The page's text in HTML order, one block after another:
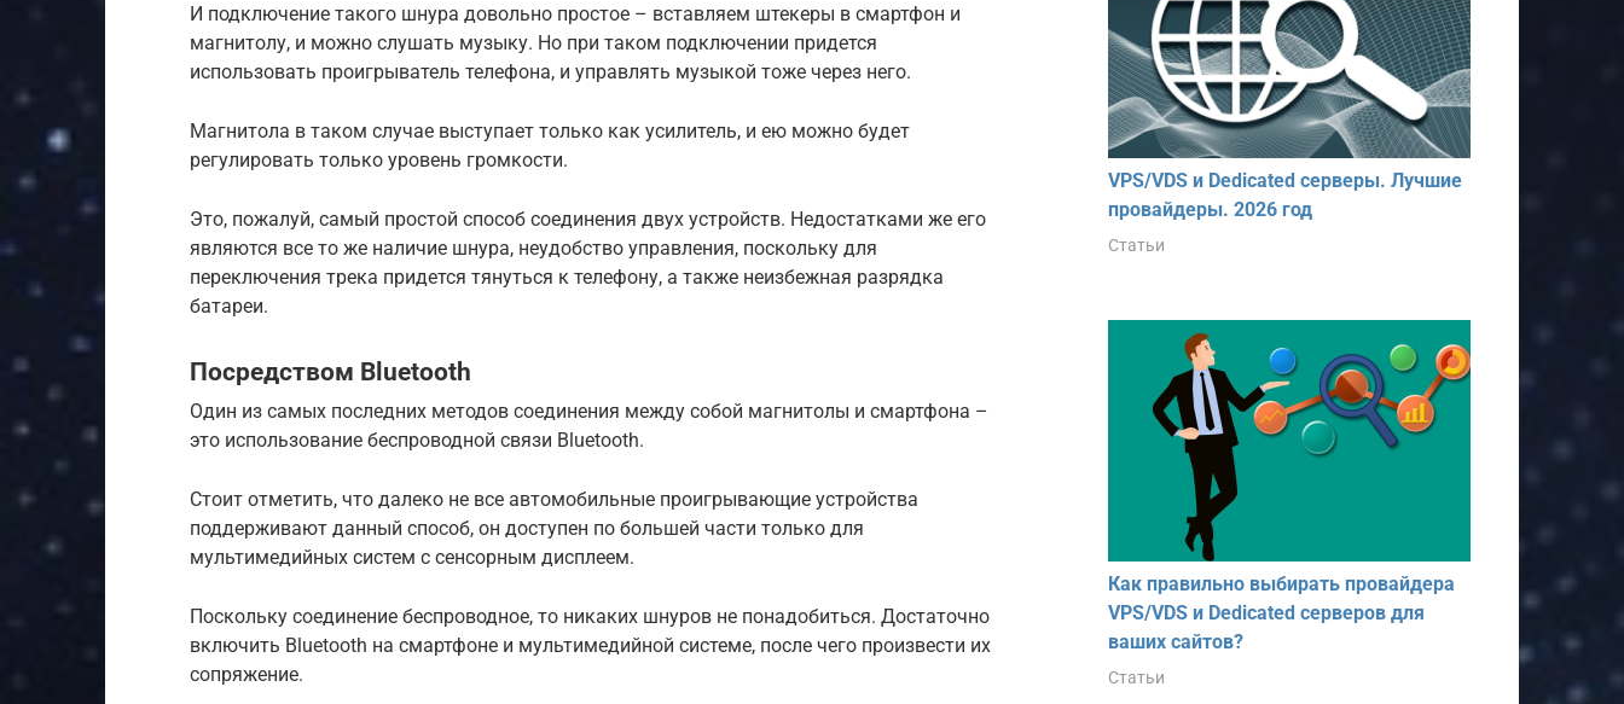
И подключение такого шнура довольно простое – вставляем штекеры в смартфон и
магнитолу, и можно слушать музыку. Но при таком подключении придется
использовать проигрыватель телефона, и управлять музыкой тоже через него.
Магнитола в таком случае выступает только как усилитель, и ею можно будет
регулировать только уровень громкости.
Это, пожалуй, самый простой способ соединения двух устройств. Недостатками же его
являются все то же наличие шнура, неудобство управления, поскольку для
переключения трека придется тянуться к телефону, а также неизбежная разрядка
батареи.
Посредством Bluetooth
Один из самых последних методов соединения между собой магнитолы и смартфона –
это использование беспроводной связи Bluetooth.
Стоит отметить, что далеко не все автомобильные проигрывающие устройства
поддерживают данный способ, он доступен по большей части только для
мультимедийных систем с сенсорным дисплеем.
Поскольку соединение беспроводное, то никаких шнуров не понадобиться. Достаточно
включить Bluetooth на смартфоне и мультимедийной системе, после чего произвести их
сопряжение.
VPS/VDS и Dedicated серверы. Лучшие
провайдеры. 2026 год
Статьи
Как правильно выбирать провайдера
VPS/VDS и Dedicated серверов для
ваших сайтов?
Статьи